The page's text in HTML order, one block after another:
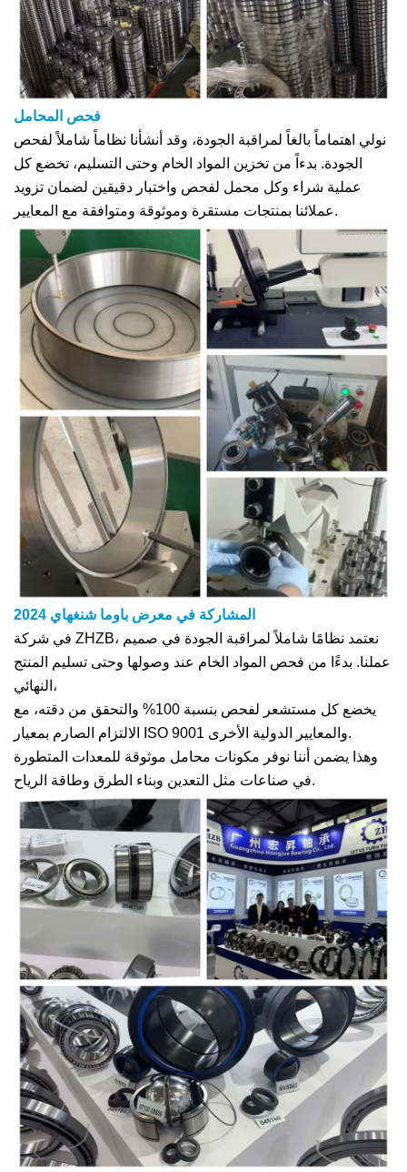
فحص المحامل
نولي اهتماماً بالغاً لمراقبة الجودة، وقد أنشأنا نظاماً شاملاً لفحص
الجودة. بدءاً من تخزين المواد الخام وحتى التسليم، تخضع كل
عملية شراء وكل محمل لفحص واختبار دقيقين لضمان تزويد
عملائنا بمنتجات مستقرة وموثوقة ومتوافقة مع المعايير.
المشاركة في معرض باوما شنغهاي 2024
في شركة ZHZB، نعتمد نظامًا شاملاً لمراقبة الجودة في صميم
عملنا. بدءًا من فحص المواد الخام عند وصولها وحتى تسليم المنتج
النهائي،
يخضع كل مستشعر لفحص بنسبة 100% والتحقق من دقته، مع
الالتزام الصارم بمعيار ISO 9001 والمعايير الدولية الأخرى.
وهذا يضمن أننا نوفر مكونات محامل موثوقة للمعدات المتطورة
في صناعات مثل التعدين وبناء الطرق وطاقة الرياح.